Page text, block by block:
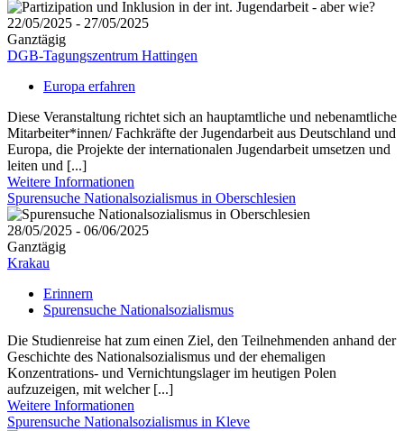
22/05/2025 - 27/05/2025
Ganztägig
DGB-Tagungszentrum Hattingen
Europa erfahren
Diese Veranstaltung richtet sich an hauptamtliche und nebenamtliche
Mitarbeiter*innen/ Fachkräfte der Jugendarbeit aus Deutschland und
Europa, die Projekte der internationalen Jugendarbeit umsetzen und
leiten und [...]
Weitere Informationen
Spurensuche Nationalsozialismus in Oberschlesien
28/05/2025 - 06/06/2025
Ganztägig
Krakau
Erinnern
Spurensuche Nationalsozialismus
Die Studienreise hat zum einen Ziel, den Teilnehmenden anhand der
Geschichte des Nationalsozialismus und der ehemaligen
Konzentrations- und Vernichtungslager im heutigen Polen
aufzuzeigen, mit welcher [...]
Weitere Informationen
Spurensuche Nationalsozialismus in Kleve